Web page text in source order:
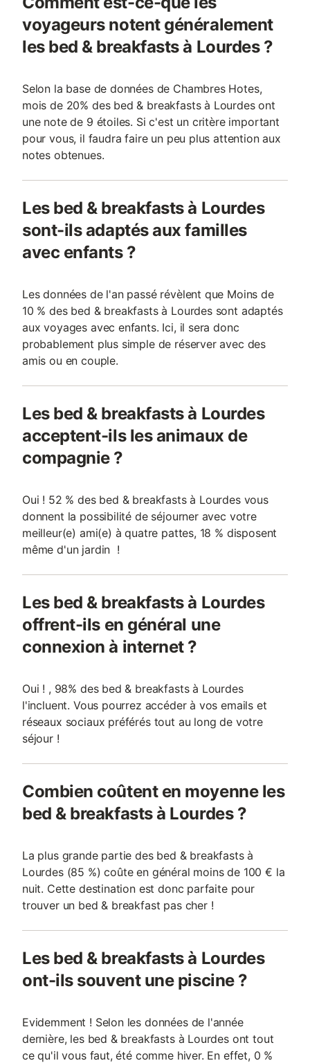
voyageurs notent généralement
les bed & breakfasts à Lourdes ?
Selon la base de données de Chambres Hotes,
mois de 20% des bed & breakfasts à Lourdes ont
une note de 9 étoiles. Si c'est un critère important
pour vous, il faudra faire un peu plus attention aux
notes obtenues.
Les bed & breakfasts à Lourdes
sont-ils adaptés aux familles
avec enfants ?
Les données de l'an passé révèlent que Moins de
10 % des bed & breakfasts à Lourdes sont adaptés
aux voyages avec enfants. Ici, il sera donc
probablement plus simple de réserver avec des
amis ou en couple.
Les bed & breakfasts à Lourdes
acceptent-ils les animaux de
compagnie ?
Oui ! 52 % des bed & breakfasts à Lourdes vous
donnent la possibilité de séjourner avec votre
meilleur(e) ami(e) à quatre pattes, 18 % disposent
même d'un jardin !
Les bed & breakfasts à Lourdes
offrent-ils en général une
connexion à internet ?
Oui ! , 98% des bed & breakfasts à Lourdes
l'incluent. Vous pourrez accéder à vos emails et
réseaux sociaux préférés tout au long de votre
séjour !
Combien coûtent en moyenne les
bed & breakfasts à Lourdes ?
La plus grande partie des bed & breakfasts à
Lourdes (85 %) coûte en général moins de 100 € la
nuit. Cette destination est donc parfaite pour
trouver un bed & breakfast pas cher !
Les bed & breakfasts à Lourdes
ont-ils souvent une piscine ?
Evidemment ! Selon les données de l'année
dernière, les bed & breakfasts à Lourdes ont tout
ce qu'il vous faut, été comme hiver. En effet, 0 %